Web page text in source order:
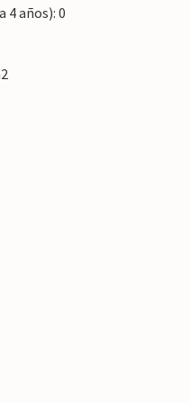
20 km. Las playas más
Una excursión a la
4 años): 0